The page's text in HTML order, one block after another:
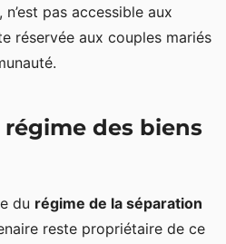
pas accessible aux
réservée aux couples mariés
régime des biens
du régime de la séparation
reste propriétaire de ce